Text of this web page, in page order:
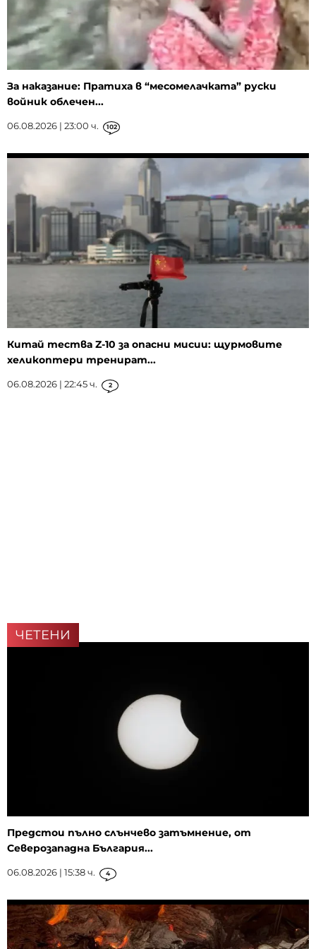
За наказание: Пратиха в “месомелачката” руски
войник облечен...
06.08.2026 | 23:00 ч. 102
Китай тества Z-10 за опасни мисии: щурмовите
хеликоптери тренират...
06.08.2026 | 22:45 ч. 2
ЧЕТЕНИ
Предстои пълно слънчево затъмнение, от
Северозападна България...
06.08.2026 | 15:38 ч. 4